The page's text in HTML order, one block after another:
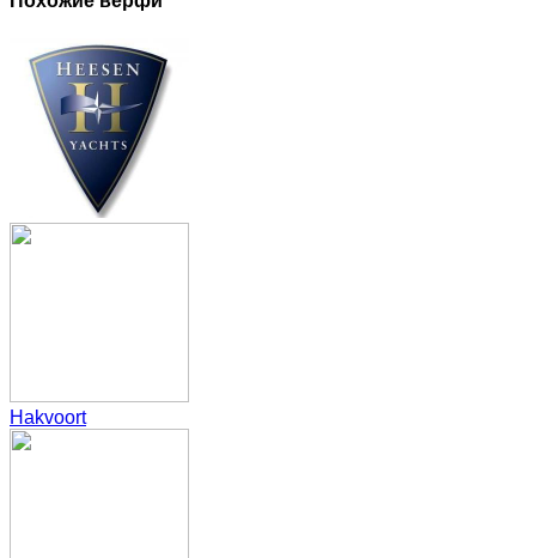
Hakvoort